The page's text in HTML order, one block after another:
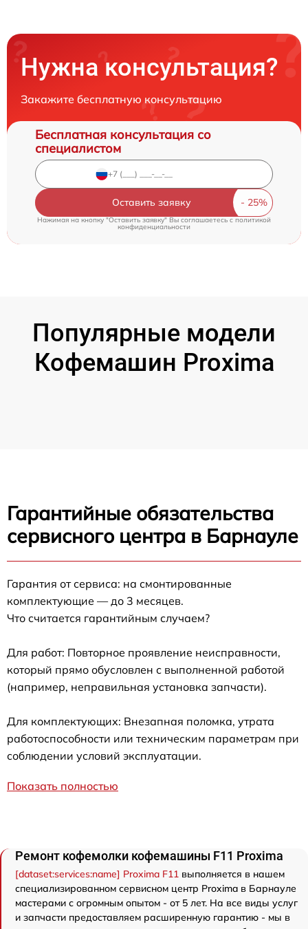
Нужна консультация?
Закажите бесплатную консультацию
Бесплатная консультация со
специалистом
Оставить заявку
Нажимая на кнопку "Оставить заявку" Вы соглашаетесь cполитикой
конфиденциальности
Популярные модели
Кофемашин Proxima
Гарантийные обязательства
сервисного центра в Барнауле
Гарантия от сервиса: на смонтированные
комплектующие — до 3 месяцев.
Что считается гарантийным случаем?
Для работ: Повторное проявление неисправности,
который прямо обусловлен с выполненной работой
(например, неправильная установка запчасти).
Для комплектующих: Внезапная поломка, утрата
работоспособности или техническим параметрам при
соблюдении условий эксплуатации.
Показать полностью
Ремонт кофемолки кофемашины F11 Proxima
[dataset:services:name] Proxima F11 выполняется в нашем
специализированном сервисном центр Proxima в Барнауле
мастерами с огромным опытом - от 5 лет. На все виды услуг
и запчасти предоставляем расширенную гарантию - мы в